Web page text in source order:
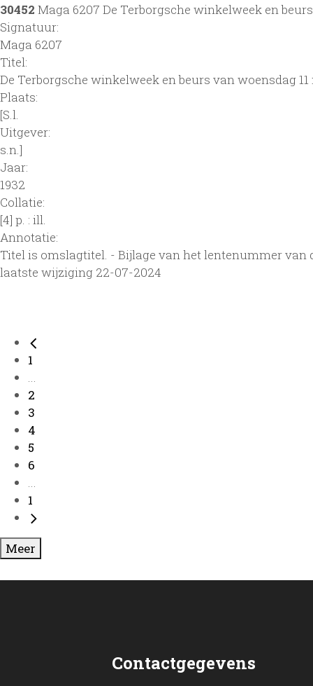
30452 Maga 6207 De Terborgsche winkelweek en
Signatuur:
Maga 6207
Titel:
De Terborgsche winkelweek en beurs van woensdag
Plaats:
[S.l.
Uitgever:
s.n.]
Jaar:
1932
Collatie:
[4] p. : ill.
Annotatie:
Titel is omslagtitel. - Bijlage van het lentenummer van
laatste wijziging 22-07-2024
1
...
2
3
4
5
6
...
1
Meer
Contactgegevens